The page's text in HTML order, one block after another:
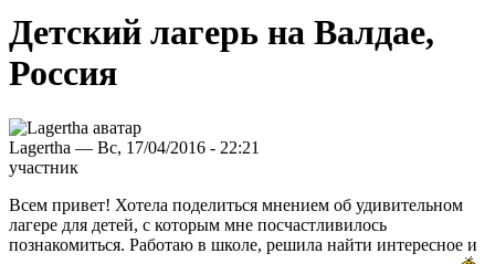
Детский лагерь на Валдае,
Россия
Lagertha — Вс, 17/04/2016 - 22:21
участник
Всем привет! Хотела поделиться мнением об удивительном
лагере для детей, с которым мне посчастливилось
познакомиться. Работаю в школе, решила найти интересное и